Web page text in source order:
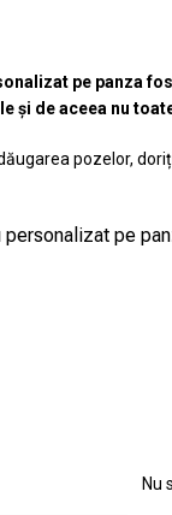
pe panza fost
și de aceea nu
pozelor,
pe
Nu